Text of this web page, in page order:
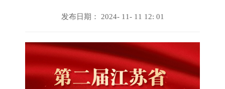
发布日期： 2024- 11- 11 12: 01